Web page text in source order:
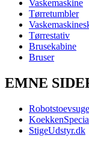
Vaskemaskine
Tørretumbler
Tørrestativ
Brusekabine
Bruser
EMNE
StigeUdstyr.dk